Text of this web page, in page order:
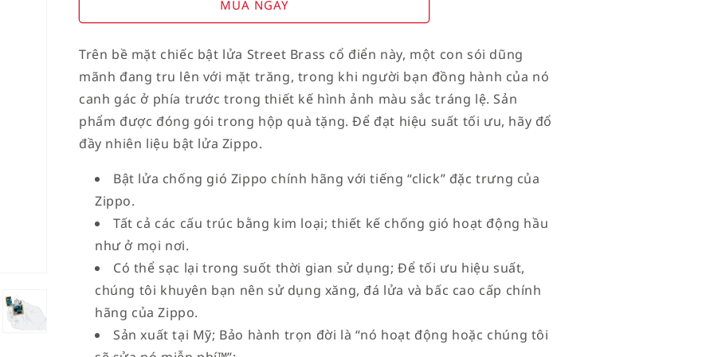
American
on
Flag
American
on
Flag
MUA NGAY
Trên bề mặt chiếc bật lửa Street Brass cổ điển này, một con sói dũng
mãnh đang tru lên với mặt trăng, trong khi người bạn đồng hành của nó
canh gác ở phía trước trong thiết kế hình ảnh màu sắc tráng lệ. Sản
phẩm được đóng gói trong hộp quà tặng. Để đạt hiệu suất tối ưu, hãy đổ
đầy nhiên liệu bật lửa Zippo.
Bật lửa chống gió Zippo chính hãng với tiếng “click” đặc trưng của
Zippo.
Tất cả các cấu trúc bằng kim loại; thiết kế chống gió hoạt động hầu
như ở mọi nơi.
Có thể sạc lại trong suốt thời gian sử dụng; Để tối ưu hiệu suất,
chúng tôi khuyên bạn nên sử dụng xăng, đá lửa và bấc cao cấp chính
hãng của Zippo.
Sản xuất tại Mỹ; Bảo hành trọn đời là “nó hoạt động hoặc chúng tôi